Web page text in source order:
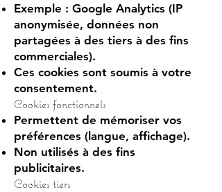
Exemple : Google Analytics (IP
anonymisée, données non
partagées à des tiers à des fins
commerciales).
Ces cookies sont soumis à votre
consentement.
Cookies fonctionnels
Permettent de mémoriser vos
préférences (langue, affichage).
Non utilisés à des fins
publicitaires.
Cookies tiers